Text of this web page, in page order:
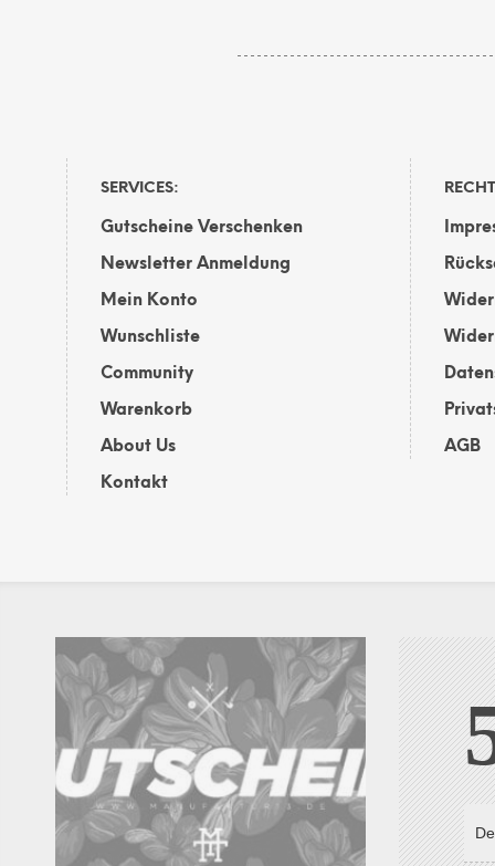
Varianten
können
auf
der
gewählt
werden
SERVICES:
Gutscheine Verschenken
Newsletter Anmeldung
Mein Konto
Wunschliste
Community
Warenkorb
About Us
Kontakt
AGB